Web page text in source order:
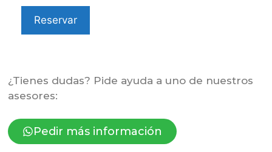
Reservar
¿Tienes dudas? Pide ayuda a uno de nuestros
asesores:
Pedir más información